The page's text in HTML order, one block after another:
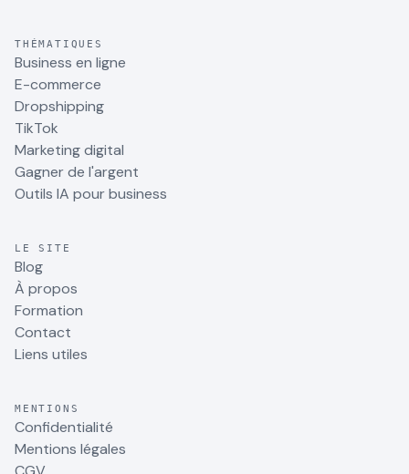
THÉMATIQUES
Business en ligne
E-commerce
Dropshipping
TikTok
Marketing digital
Gagner de l'argent
Outils IA pour business
LE SITE
Blog
À propos
Formation
Contact
Liens utiles
MENTIONS
Confidentialité
Mentions légales